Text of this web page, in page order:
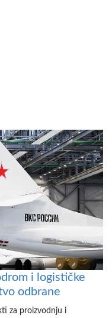
i logističke
odbrane
za proizvodnju i